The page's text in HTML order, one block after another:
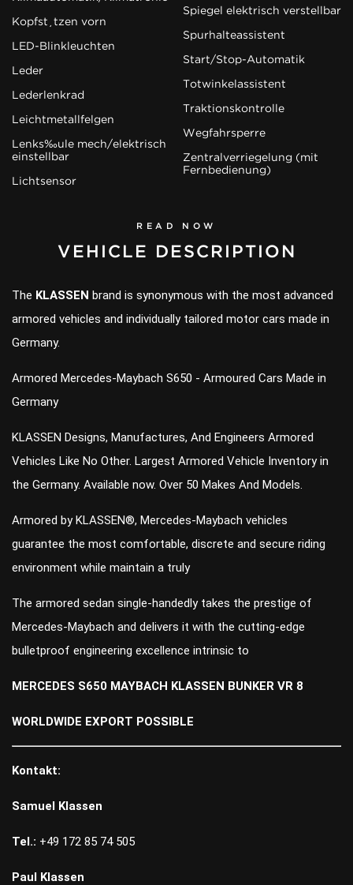
Kopfstützen vorn
LED-Blinkleuchten
Leder
Lederlenkrad
Leichtmetallfelgen
Lenksäule mech/elektrisch
einstellbar
Lichtsensor
Spiegel elektrisch verstellbar
Spurhalteassistent
Start/Stop-Automatik
Totwinkelassistent
Traktionskontrolle
Wegfahrsperre
Zentralverriegelung (mit
Fernbedienung)
READ NOW
VEHICLE DESCRIPTION
The KLASSEN brand is synonymous with the most advanced
armored vehicles and individually tailored motor cars made in
Germany.
Armored Mercedes-Maybach S650 - Armoured Cars Made in
Germany
KLASSEN Designs, Manufactures, And Engineers Armored
Vehicles Like No Other. Largest Armored Vehicle Inventory in
the Germany. Available now. Over 50 Makes And Models.
Armored by KLASSEN®, Mercedes-Maybach vehicles
guarantee the most comfortable, discrete and secure riding
environment while maintain a truly
The armored sedan single-handedly takes the prestige of
Mercedes-Maybach and delivers it with the cutting-edge
bulletproof engineering excellence intrinsic to
MERCEDES S650 MAYBACH KLASSEN BUNKER VR 8
WORLDWIDE EXPORT POSSIBLE
Kontakt:
Samuel Klassen
Tel.: +49 172 85 74 505
Paul Klassen